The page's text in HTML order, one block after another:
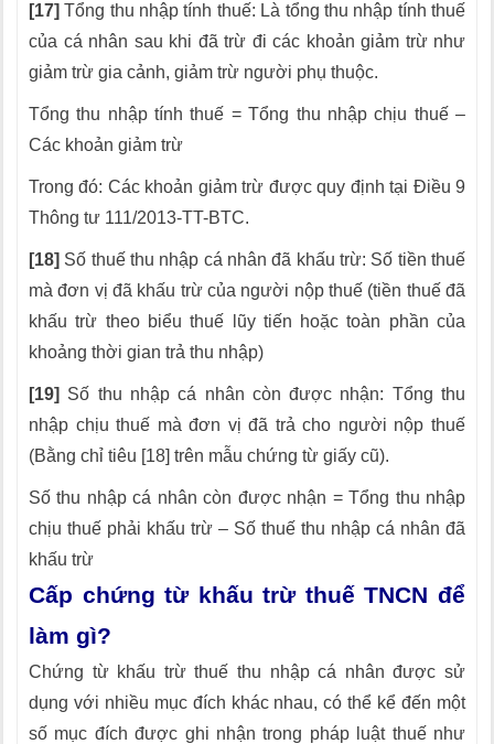
[17]Tổng thu nhập tính thuế: Là tổng thu nhập tính thuế
của cá nhân sau khi đã trừ đi các khoản giảm trừ như
giảm trừ gia cảnh, giảm trừ người phụ thuộc.
Tổng thu nhập tính thuế = Tổng thu nhập chịu thuế –
Các khoản giảm trừ
Trong đó: Các khoản giảm trừ được quy định tại Điều 9
Thông tư 111/2013-TT-BTC.
[18] Số thuế thu nhập cá nhân đã khấu trừ: Số tiền thuế
mà đơn vị đã khấu trừ của người nộp thuế (tiền thuế đã
khấu trừ theo biểu thuế lũy tiến hoặc toàn phần của
khoảng thời gian trả thu nhập)
[19] Số thu nhập cá nhân còn được nhận: Tổng thu
nhập chịu thuế mà đơn vị đã trả cho người nộp thuế
(Bằng chỉ tiêu [18] trên mẫu chứng từ giấy cũ).
Số thu nhập cá nhân còn được nhận = Tổng thu nhập
chịu thuế phải khấu trừ – Số thuế thu nhập cá nhân đã
khấu trừ
Cấp chứng từ khấu trừ thuế TNCN để
làm gì?
Chứng từ khấu trừ thuế thu nhập cá nhân được sử
dụng với nhiều mục đích khác nhau, có thể kể đến một
số mục đích được ghi nhận trong pháp luật thuế như